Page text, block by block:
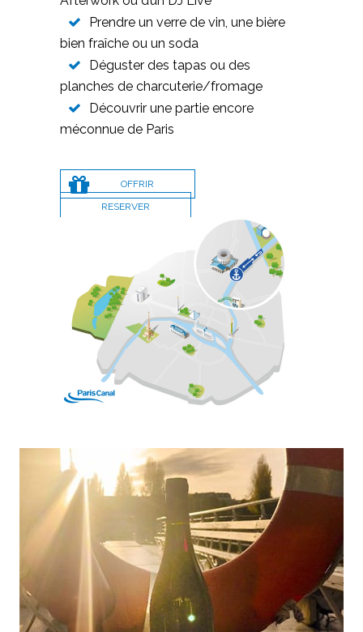
Prendre un verre de vin, une bière
bien fraîche ou un soda
Déguster des tapas ou des
planches de charcuterie/fromage
Découvrir une partie encore
méconnue de Paris
OFFRIR
RESERVER